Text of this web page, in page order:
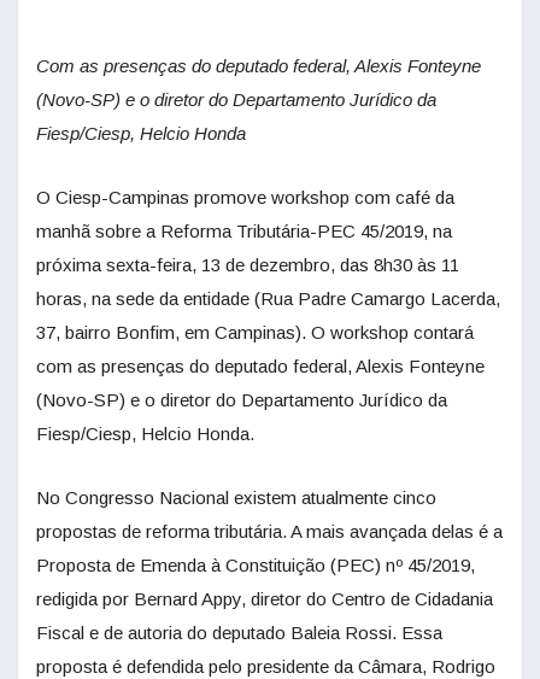
Com as presenças do deputado federal, Alexis Fonteyne
(Novo-SP) e o diretor do Departamento Jurídico da
Fiesp/Ciesp, Helcio Honda
O Ciesp-Campinas promove workshop com café da
manhã sobre a Reforma Tributária-PEC 45/2019, na
próxima sexta-feira, 13 de dezembro, das 8h30 às 11
horas, na sede da entidade (Rua Padre Camargo Lacerda,
37, bairro Bonfim, em Campinas). O workshop contará
com as presenças do deputado federal, Alexis Fonteyne
(Novo-SP) e o diretor do Departamento Jurídico da
Fiesp/Ciesp, Helcio Honda.
No Congresso Nacional existem atualmente cinco
propostas de reforma tributária. A mais avançada delas é a
Proposta de Emenda à Constituição (PEC) nº 45/2019,
redigida por Bernard Appy, diretor do Centro de Cidadania
Fiscal e de autoria do deputado Baleia Rossi. Essa
proposta é defendida pelo presidente da Câmara, Rodrigo